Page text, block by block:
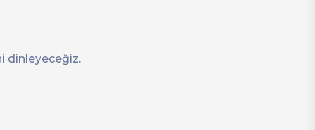
dinleyeceğiz.